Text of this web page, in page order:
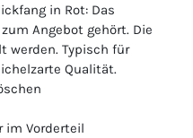
in Rot: Das
Angebot gehört. Die
werden. Typisch für
Qualität.
im Vorderteil